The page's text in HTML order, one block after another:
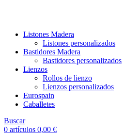
Listones Madera
Listones personalizados
Bastidores Madera
Bastidores personalizados
Lienzos
Rollos de lienzo
Lienzos personalizados
Eurospain
Caballetes
Buscar
0 artículos 0,00 €